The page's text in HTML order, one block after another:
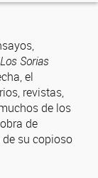
Los Sorias
el
revistas,
de los
de
su copioso